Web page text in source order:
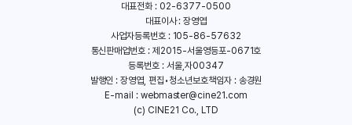
대표전화 : 02-6377-0500
대표이사 : 장영엽
사업자등록번호 : 105-86-57632
통신판매업번호 : 제2015-서울영등포-0671호
등록번호 : 서울,자00347
발행인 : 장영엽, 편집•청소년보호책임자 : 송경원
E-mail : webmaster@cine21.com
(c) CINE21 Co., LTD